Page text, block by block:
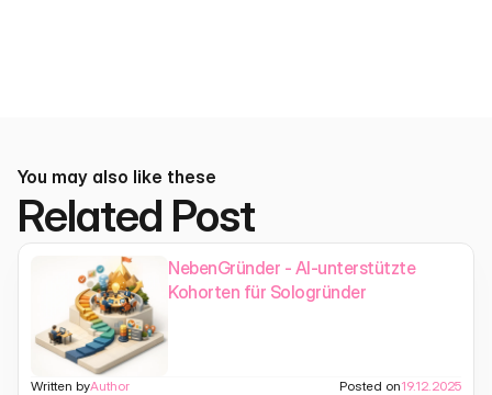
You may also like these
Related Post
NebenGründer - AI-unterstützte
Kohorten für Sologründer
Written byAuthor Posted on19.12.2025